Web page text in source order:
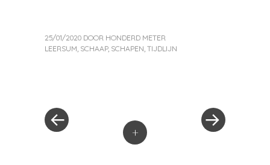
25/01/2020 DOOR HONDERD METER
LEERSUM SCHAAP, SCHAPEN TIJDLIJN
+